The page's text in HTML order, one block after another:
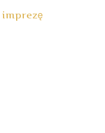
imprezę